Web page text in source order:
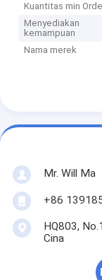
Kuantitas min
Menyediakan
kemampuan
Nama merek
Mr. Will Ma
+86
HQ803,
Cina